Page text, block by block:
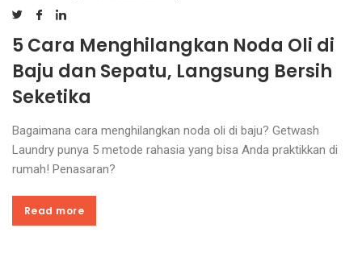
5 Cara Menghilangkan Noda Oli di
Baju dan Sepatu, Langsung Bersih
Seketika
Bagaimana cara menghilangkan noda oli di baju? Getwash
Laundry punya 5 metode rahasia yang bisa Anda praktikkan di
rumah! Penasaran?
Read more
Read more